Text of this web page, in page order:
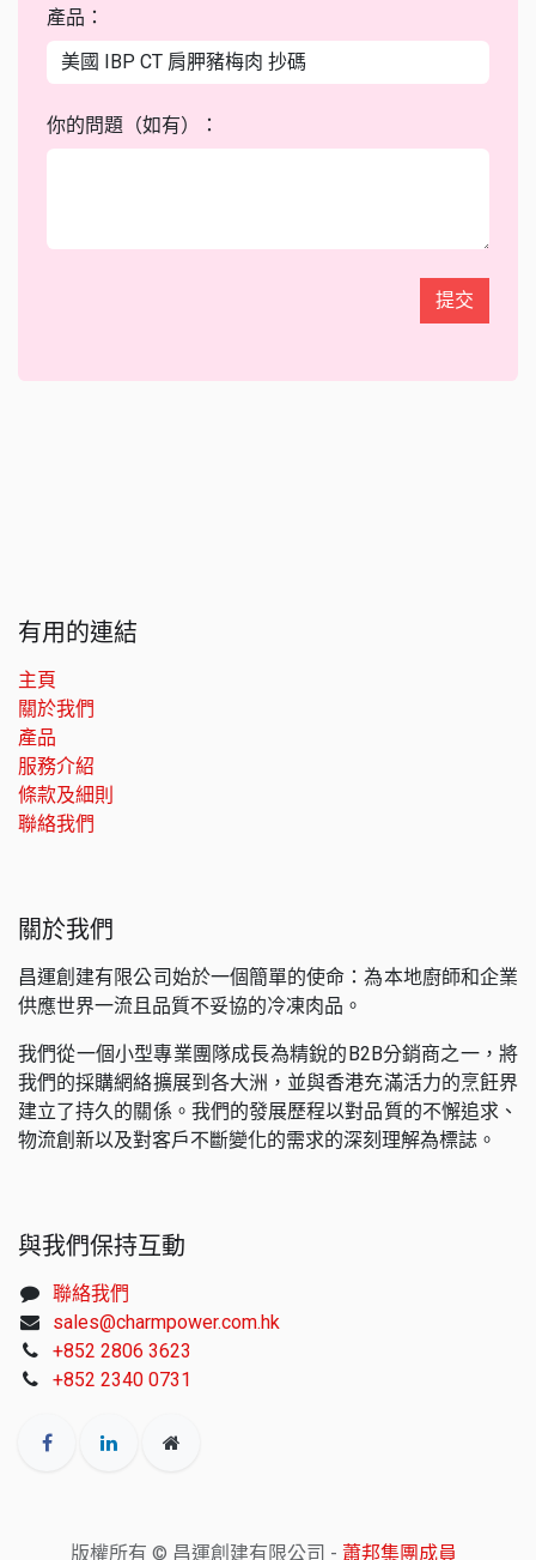
產品：
你的問題（如有）：
提交
有用的連結
主頁
關於我們
產品
服務介紹
條款及細則
聯絡我們
關於我們
昌運創建有限公司始於一個簡單的使命：為本地廚師和企業
供應世界一流且品質不妥協的冷凍肉品。
我們從一個小型專業團隊成長為精銳的B2B分銷商之一，將
我們的採購網絡擴展到各大洲，並與香港充滿活力的烹飪界
建立了持久的關係。我們的發展歷程以對品質的不懈追求、
物流創新以及對客戶不斷變化的需求的深刻理解為標誌。
與我們保持互動
聯絡我們
sales@charmpower.com.hk
+852 2806 3623
+852 2340 0731
版權所有 © 昌運創建有限公司 - 蕭邦集團成員